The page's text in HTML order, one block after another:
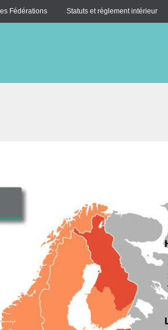
Fédérations Statuts et réglement intérieur